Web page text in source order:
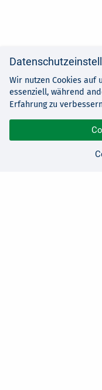
Wir nutzen Cookies auf
essenziell, während
Erfahrung zu